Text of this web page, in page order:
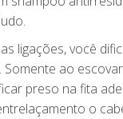
ligações, você
ao
preso na fita
o